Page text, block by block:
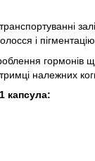
і
гормонів
належних
капсула: